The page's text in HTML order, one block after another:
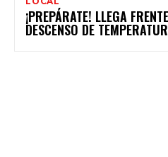
¡PREPÁRATE! LLEGA
DESCENSO DE